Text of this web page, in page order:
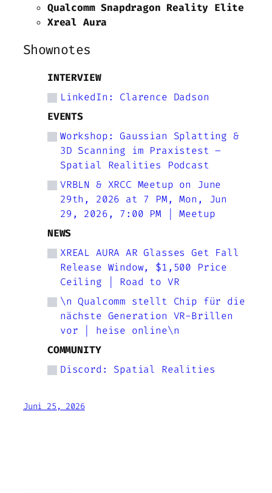
Qualcomm Snapdragon Reality Elite
Xreal Aura
Shownotes
INTERVIEW
LinkedIn: Clarence Dadson
EVENTS
Workshop: Gaussian Splatting &
3D Scanning im Praxistest –
Spatial Realities Podcast
VRBLN & XRCC Meetup on June
29th, 2026 at 7 PM, Mon, Jun
29, 2026, 7:00 PM | Meetup
NEWS
XREAL AURA AR Glasses Get Fall
Release Window, $1,500 Price
Ceiling | Road to VR
\n Qualcomm stellt Chip für die
nächste Generation VR-Brillen
vor | heise online\n
COMMUNITY
Discord: Spatial Realities
Juni 25, 2026